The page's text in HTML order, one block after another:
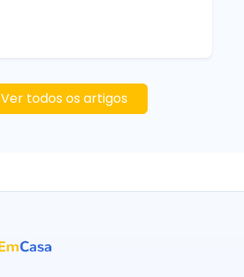
Ver todos os artigos